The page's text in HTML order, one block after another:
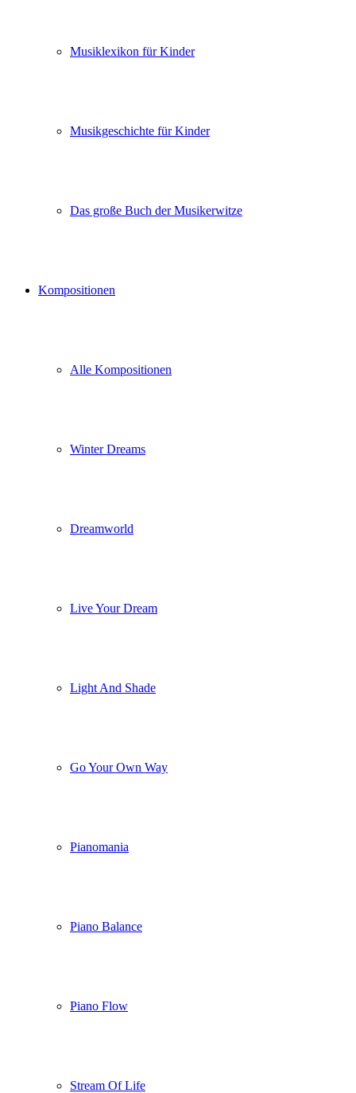
Musiklexikon für Kinder
Musikgeschichte für Kinder
Das große Buch der Musikerwitze
Kompositionen
Alle Kompositionen
Winter Dreams
Dreamworld
Live Your Dream
Light And Shade
Go Your Own Way
Pianomania
Piano Balance
Piano Flow
Stream Of Life